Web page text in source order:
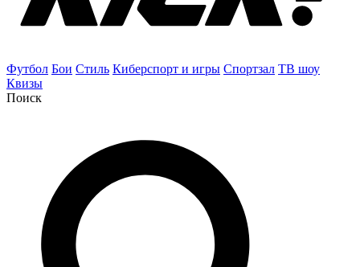
Футбол Бои Стиль Киберспорт и игры Спортзал ТВ шоу
Квизы
Поиск